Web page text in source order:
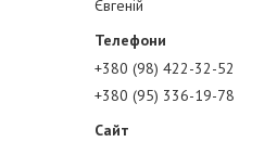
Євгеній
+380 (98) 422-32-52
+380 (95) 336-19-78